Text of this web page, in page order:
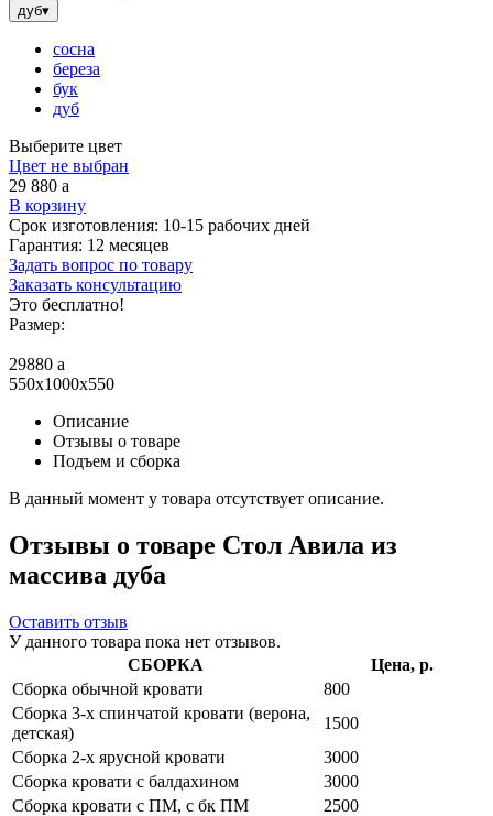
дуб▾
сосна
береза
бук
дуб
Выберите цвет
Цвет не выбран
29 880 a
В корзину
Срок изготовления: 10-15 рабочих дней
Гарантия: 12 месяцев
Задать вопрос по товару
Заказать консультацию
Это бесплатно!
Размер:
29880 a
550x1000x550
Описание
Отзывы о товаре
Подъем и сборка
В данный момент у товара отсутствует описание.
Отзывы о товаре Стол Авила из
массива дуба
Оставить отзыв
У данного товара пока нет отзывов.
СБОРКА
Цена, р.
Сборка обычной кровати
800
Сборка 3-х спинчатой кровати (верона,
детская)
1500
Сборка 2-х ярусной кровати
3000
Сборка кровати с балдахином
3000
Сборка кровати с ПМ, с бк ПМ
2500